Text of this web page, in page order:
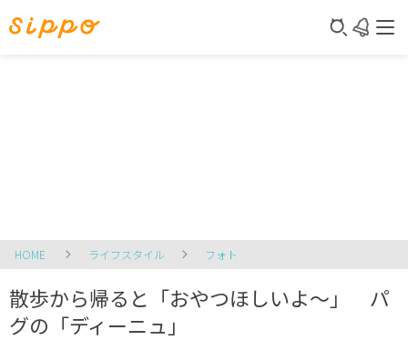
HOME ライフスタイル フォト
散歩から帰ると「おやつほしいよ～」 パ
グの「ディーニュ」